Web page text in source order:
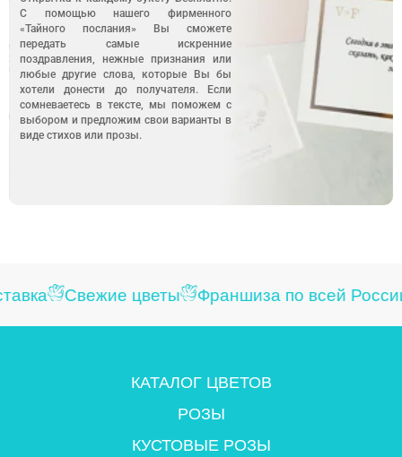
С помощью нашего фирменного
«Тайного послания» Вы сможете
передать самые искренние
поздравления, нежные признания или
любые другие слова, которые Вы бы
хотели донести до получателя. Если
сомневаетесь в тексте, мы поможем с
выбором и предложим свои варианты в
виде стихов или прозы.
Свежие цветы Франшиза по всей России
КАТАЛОГ ЦВЕТОВ
РОЗЫ
КУСТОВЫЕ РОЗЫ